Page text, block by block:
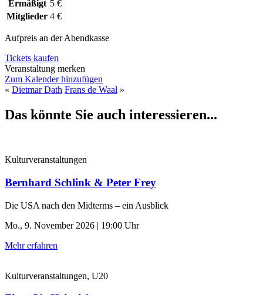
Ermäßigt 5 €
Mitglieder 4 €
Aufpreis an der Abendkasse
Tickets kaufen
Veranstaltung merken
Zum Kalender hinzufügen
« Dietmar Dath Frans de Waal »
Das könnte Sie auch interessieren...
Kulturveranstaltungen
Bernhard Schlink & Peter Frey
Die USA nach den Midterms – ein Ausblick
Mo., 9. November 2026 | 19:00 Uhr
Mehr erfahren
Kulturveranstaltungen, U20